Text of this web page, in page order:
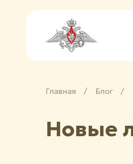
Новые
Главная / Блог /